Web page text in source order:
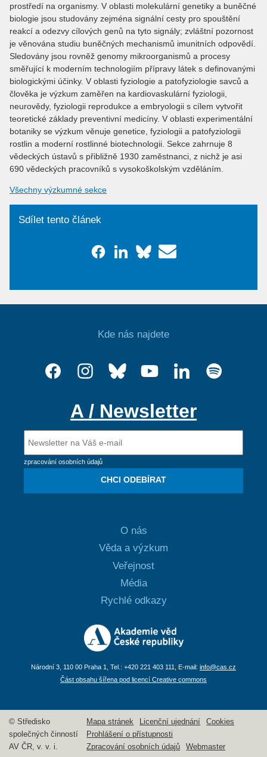
prostředí na organismy. V oblasti molekulární genetiky a buněčné
biologie jsou studovány zejména signální cesty pro spouštění
reakcí a odezvy cílových genů na tyto signály; zvláštní pozornost
je věnována studiu buněčných mechanismů imunitních odpovědí.
Sledovány jsou rovněž genomy mikroorganismů a procesy
směřující k moderním technologiím přípravy látek s definovanými
biologickými účinky. V oblasti fyziologie a patofyziologie savců a
člověka je výzkum zaměřen na kardiovaskulární fyziologii,
neurovědy, fyziologii reprodukce a embryologii s cílem vytvořit
teoretické základy preventivní medicíny. V oblasti experimentální
botaniky se výzkum věnuje genetice, fyziologii a patofyziologii
rostlin a moderní rostlinné biotechnologii. Sekce zahrnuje 8
vědeckých ústavů s přibližně 1930 zaměstnanci, z nichž je asi
690 vědeckých pracovníků s vysokoškolským vzděláním.
Všechny výzkumné sekce
Sdílet tento článek
Kde nás najdete
A / Newsletter
zpracování osobních údajů
CHCI ODEBÍRAT
O nás
Věda a výzkum
Veřejnost
Média
Rychlé odkazy
Národní 3, 110 00 Praha 1, Tel.: +420 221 403 111, E-mail: info@cas.cz
Část obsahu šířena pod licencí Creative commons
© Středisko
společných činností
AV ČR, v. v. i.
Mapa stránek Licenční ujednání
Cookies
Prohlášení o přístupnosti
Zpracování osobních údajů
Webmaster